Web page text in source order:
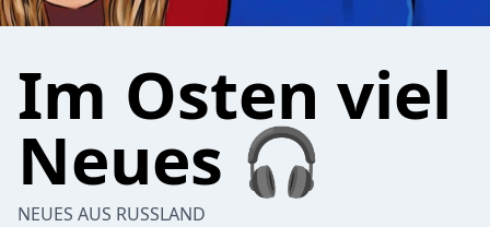
Im Osten viel
Neues 🎧
NEUES AUS RUSSLAND